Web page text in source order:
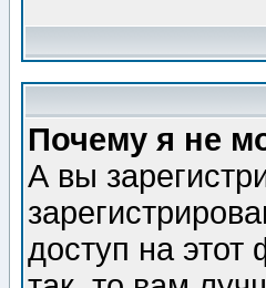
Почему я не
А вы
доступ на